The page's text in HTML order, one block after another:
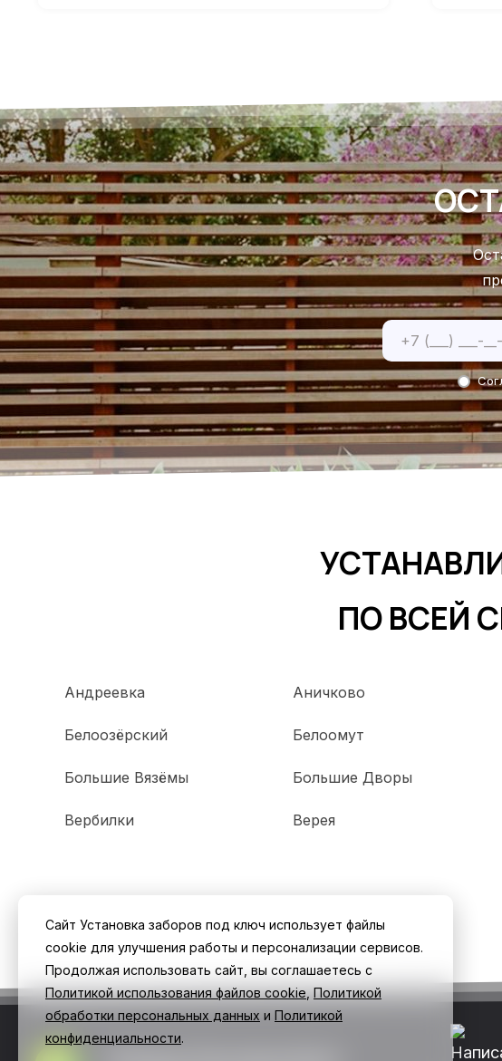
ПО ВСЕЙ
Андреевка Аничково
Белоозёрский Белоомут
Большие Вязёмы Большие Дворы
Вербилки Верея
Сайт Установка заборов под ключ использует файлы
cookie для улучшения работы и персонализации сервисов.
Продолжая использовать сайт, вы соглашаетесь с
Политикой использования файлов cookie,Политикой
обработки персональных данных и Политикой
конфиденциальности.